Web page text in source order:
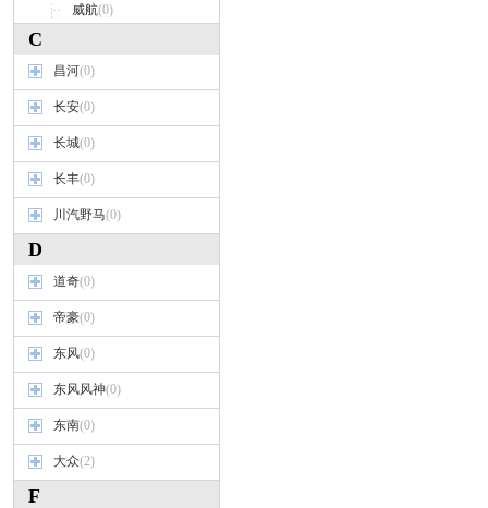
威航(0)
C
昌河(0)
长安(0)
长城(0)
长丰(0)
川汽野马(0)
D
道奇(0)
帝豪(0)
东风(0)
东风风神(0)
东南(0)
大众(2)
F